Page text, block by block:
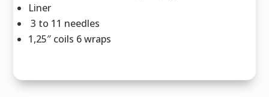
Liner
3 to 11 needles
1,25″ coils 6 wraps